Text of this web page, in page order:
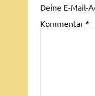
Deine E-Mail-
Kommentar *